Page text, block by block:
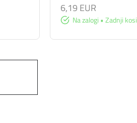
Na zalogi • Zadnji kosi
6,19 EUR